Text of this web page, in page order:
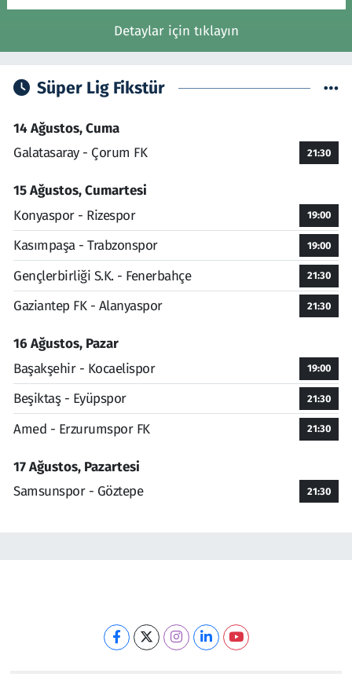
Detaylar için tıklayın
Süper Lig Fikstür
14 Ağustos, Cuma
Galatasaray - Çorum FK
21:30
15 Ağustos, Cumartesi
Konyaspor - Rizespor
19:00
Kasımpaşa - Trabzonspor 19:00
Gençlerbirliği S.K. - Fenerbahçe 21:30
Gaziantep FK - Alanyaspor 21:30
16 Ağustos, Pazar
Başakşehir - Kocaelispor
19:00
Beşiktaş - Eyüpspor 21:30
Amed - Erzurumspor FK 21:30
17 Ağustos, Pazartesi
Samsunspor - Göztepe
21:30